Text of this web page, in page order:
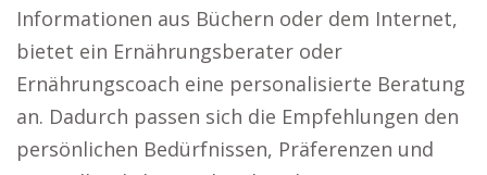
Informationen aus Büchern oder dem Internet,
bietet ein Ernährungsberater oder
Ernährungscoach eine personalisierte Beratung
an. Dadurch passen sich die Empfehlungen den
persönlichen Bedürfnissen, Präferenzen und